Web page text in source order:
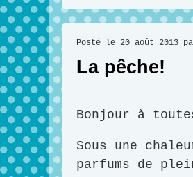
La pêche!
Posté le 20 août 2013
Bonjour à
Sous une
parfums de